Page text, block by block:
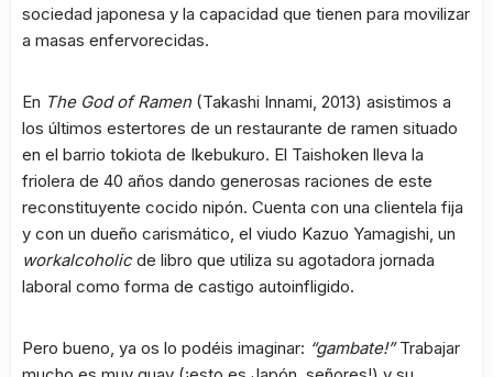
sociedad japonesa y la capacidad que tienen para movilizar
a masas enfervorecidas.
En The God of Ramen(Takashi Innami, 2013) asistimos a
los últimos estertores de un restaurante de ramen situado
en el barrio tokiota de Ikebukuro. El Taishoken lleva la
friolera de 40 años dando generosas raciones de este
reconstituyente cocido nipón. Cuenta con una clientela fija
y con un dueño carismático, el viudo Kazuo Yamagishi, un
workalcoholicde libro que utiliza su agotadora jornada
laboral como forma de castigo autoinfligido.
Pero bueno, ya os lo podéis imaginar: “gambate!”Trabajar